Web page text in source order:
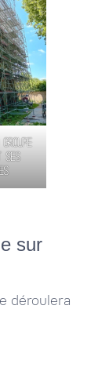
ses
sur
déroulera